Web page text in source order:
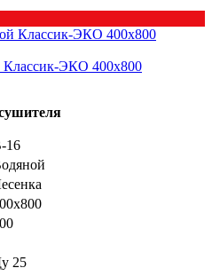
Классик-ЭКО 400х800
16
25